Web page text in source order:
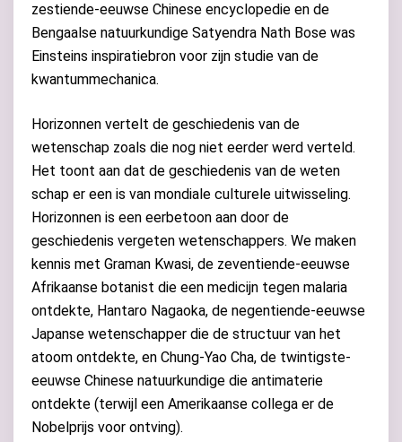
zestiende-eeuwse Chinese encyclopedie en de
Bengaalse natuurkundige Satyendra Nath Bose was
Einsteins inspiratiebron voor zijn studie van de
kwantummechanica.
Horizonnen vertelt de geschiedenis van de
wetenschap zoals die nog niet eerder werd verteld.
Het toont aan dat de geschiedenis van de weten
schap er een is van mondiale culturele uitwisseling.
Horizonnen is een eerbetoon aan door de
geschiedenis vergeten wetenschappers. We maken
kennis met Graman Kwasi, de zeventiende-eeuwse
Afrikaanse botanist die een medicijn tegen malaria
ontdekte, Hantaro Nagaoka, de negentiende-eeuwse
Japanse wetenschapper die de structuur van het
atoom ontdekte, en Chung-Yao Cha, de twintigste-
eeuwse Chinese natuurkundige die antimaterie
ontdekte (terwijl een Amerikaanse collega er de
Nobelprijs voor ontving).